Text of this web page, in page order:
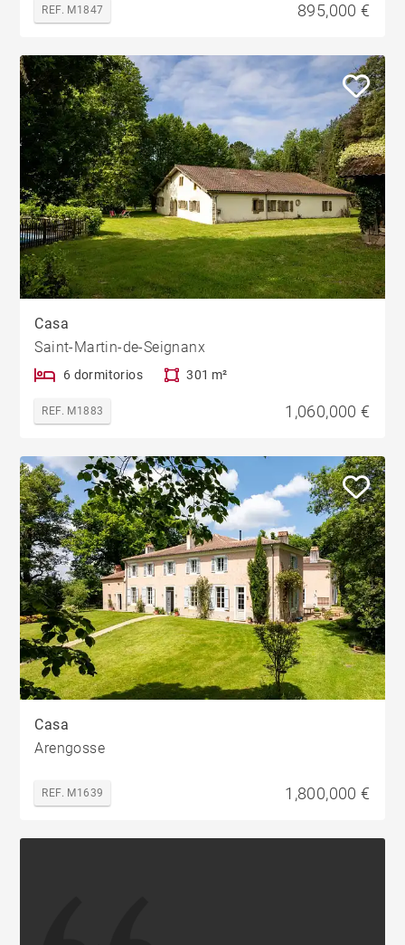
REF. M1847 895,000 €
Casa
Saint-Martin-de-Seignanx
6 dormitorios 301 m²
REF. M1883 1,060,000 €
Casa
Arengosse
REF. M1639 1,800,000 €